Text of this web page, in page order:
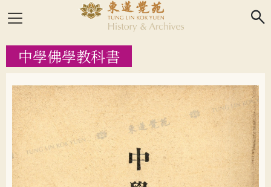
search
中學佛學教科書